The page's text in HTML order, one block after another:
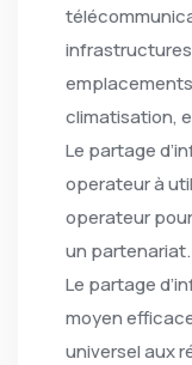
climatisation,
Le partage
operateur à
operateur
un partenariat.
Le partage
moyen
universel aux